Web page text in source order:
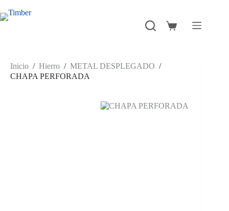
al
contenido
Carro
Inicio / Hierro / METAL DESPLEGADO /
CHAPA PERFORADA